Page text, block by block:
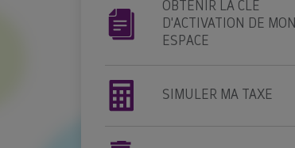
OBTENIR LA CLÉ
D'ACTIVATION DE MON
ESPACE
SIMULER MA TAXE